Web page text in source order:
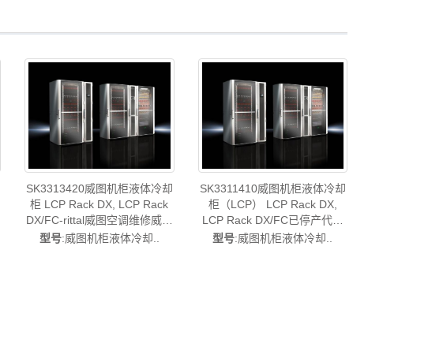
SK3313420威图机柜液体冷却
柜 LCP Rack DX, LCP Rack
DX/FC-rittal威图空调维修威图
电柜威图母线威图风扇威图
型号:威图机柜液体冷却..
SK3311410威图机柜液体冷却
柜（LCP） LCP Rack DX,
LCP Rack DX/FC已停产代替
代SK3313410/SK3313.410-
型号:威图机柜液体冷却..